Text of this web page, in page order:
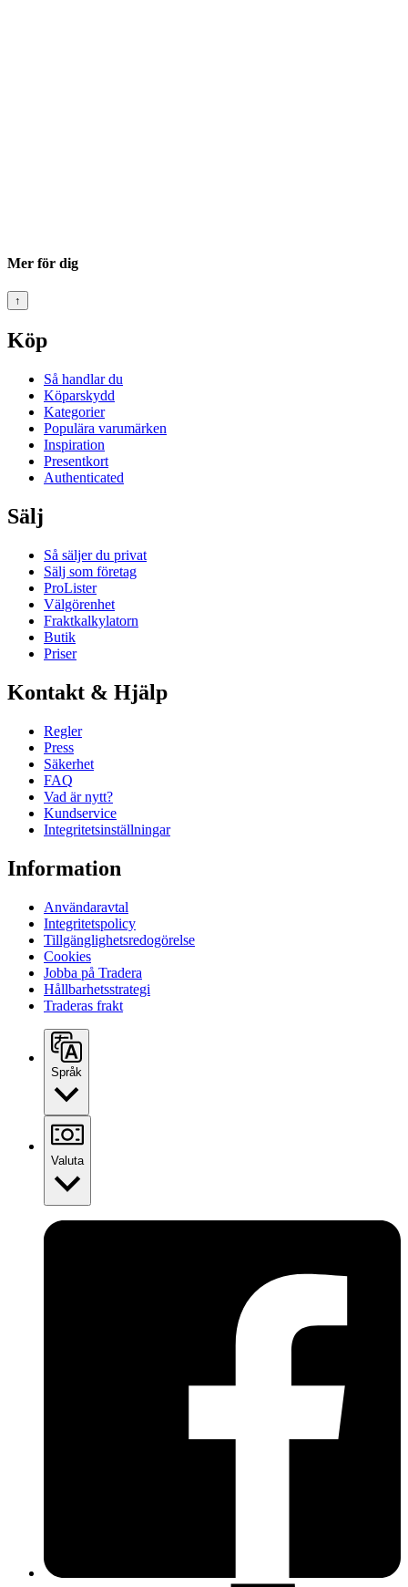
Mer för dig
↑
Köp
Så handlar du
Köparskydd
Kategorier
Populära varumärken
Inspiration
Presentkort
Authenticated
Sälj
Så säljer du privat
Sälj som företag
ProLister
Välgörenhet
Fraktkalkylatorn
Butik
Priser
Kontakt & Hjälp
Regler
Press
Säkerhet
FAQ
Vad är nytt?
Kundservice
Integritetsinställningar
Information
Användaravtal
Integritetspolicy
Tillgänglighetsredogörelse
Cookies
Jobba på Tradera
Hållbarhetsstrategi
Traderas frakt
Språk
Valuta